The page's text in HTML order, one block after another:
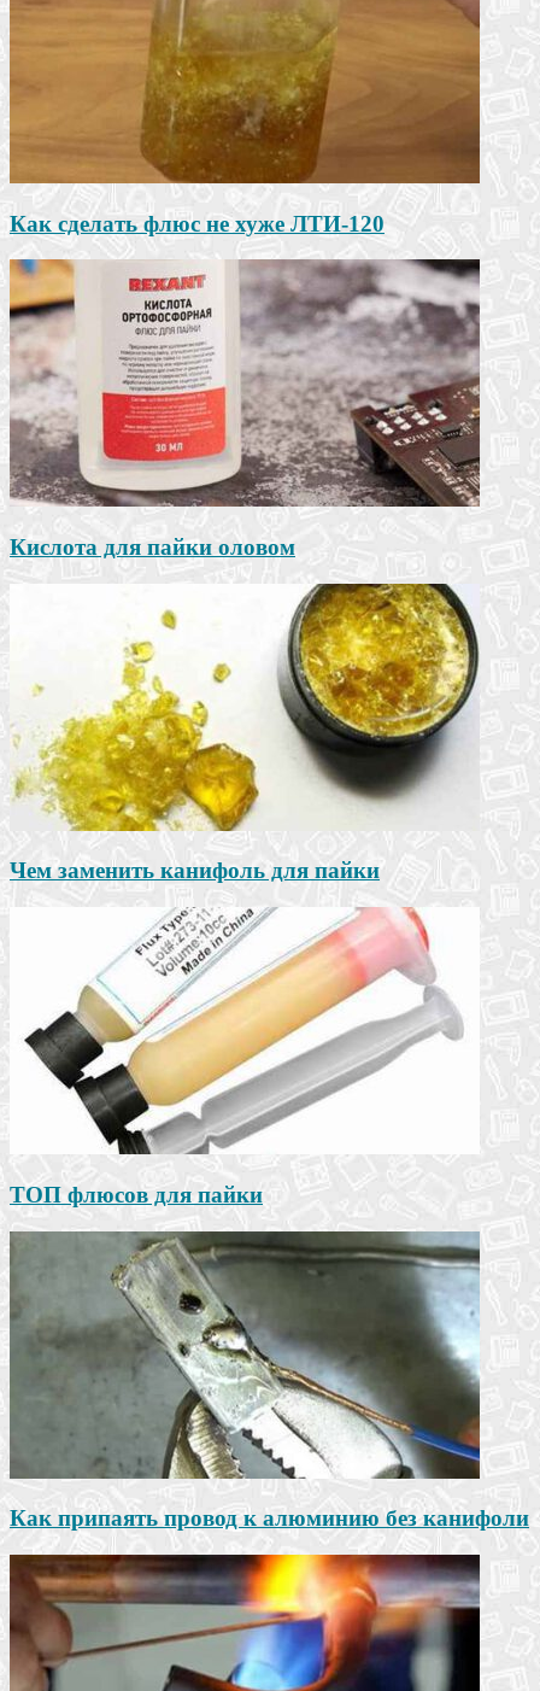
Как сделать флюс не хуже ЛТИ-120
Кислота для пайки оловом
Чем заменить канифоль для пайки
ТОП флюсов для пайки
Как припаять провод к алюминию без канифоли